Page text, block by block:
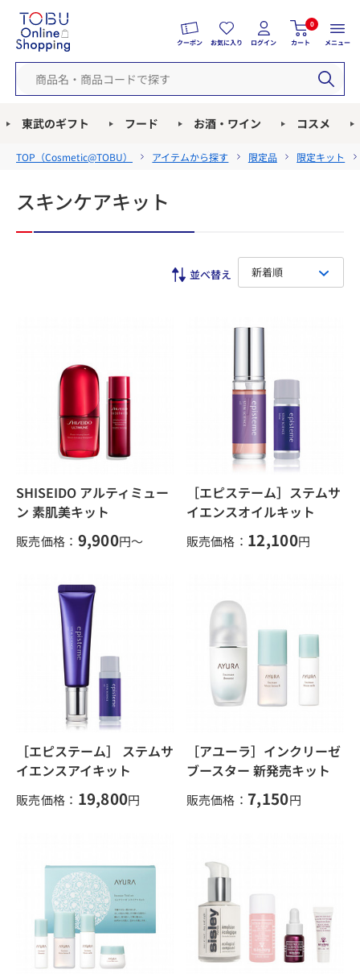
クーポン お気に入り ログイン
0
カート メニュー
東武のギフト フード お酒・ワイン コスメ
TOP（Cosmetic@TOBU） アイテムから探す 限定品 限定キット
スキンケアキット
新着順
SHISEIDO アルティミュー
ン 素肌美キット
販売価格： 9,900円～
［エピステーム］ステムサ
イエンスオイルキット
販売価格： 12,100円
［エピステーム］ ステムサ
イエンスアイキット
販売価格： 19,800円
［アユーラ］インクリーゼ
ブースター 新発売キット
販売価格： 7,150円